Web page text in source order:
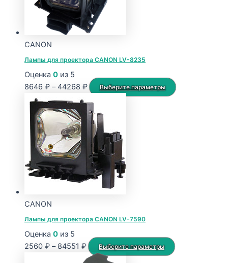
CANON
Лампы для проектора CANON LV-8235
Оценка 0 из 5
8646 ₽ – 44268 ₽Диапазон
8646 ₽
–
44268 ₽
Выберите параметры
Этот
CANON
Лампы для проектора CANON LV-7590
Оценка 0 из 5
2560 ₽ – 84551 ₽Диапазон
цен:
Выберите параметры
Этот